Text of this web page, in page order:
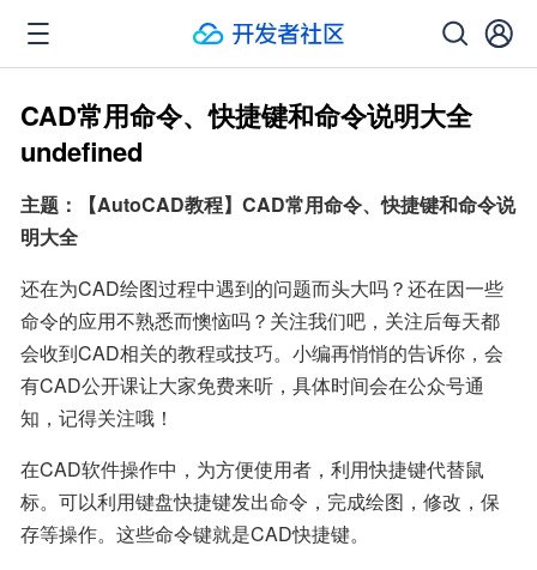
CAD常用命令、快捷键和命令说明大全
undefined
主题：【AutoCAD教程】CAD常用命令、快捷键和命令说
明大全
还在为CAD绘图过程中遇到的问题而头大吗？还在因一些
命令的应用不熟悉而懊恼吗？关注我们吧，关注后每天都
会收到CAD相关的教程或技巧。小编再悄悄的告诉你，会
有CAD公开课让大家免费来听，具体时间会在公众号通
知，记得关注哦！
在CAD软件操作中，为方便使用者，利用快捷键代替鼠
标。可以利用键盘快捷键发出命令，完成绘图，修改，保
存等操作。这些命令键就是CAD快捷键。